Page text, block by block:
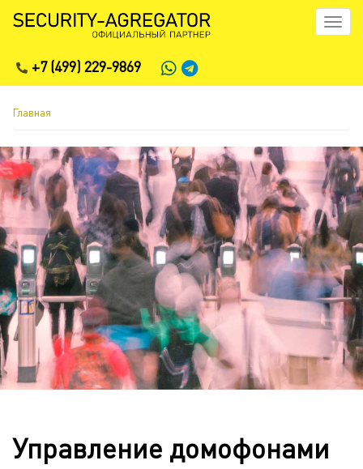
содержанию
Toggle
+7 (499) 229-9869
Главная
Управление домофонами